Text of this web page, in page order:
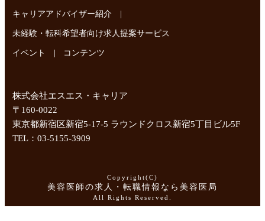
キャリアアドバイザー紹介 |
未経験・転科希望者向け求人提案サービス
イベント | コンテンツ
株式会社エスエス・キャリア
〒160-0022
東京都新宿区新宿5-17-5 ラウンドクロス新宿5丁目ビル5F
TEL：03-5155-3909
Copyright(C)
美容医師の求人・転職情報なら美容医局
All Rights Reserved.